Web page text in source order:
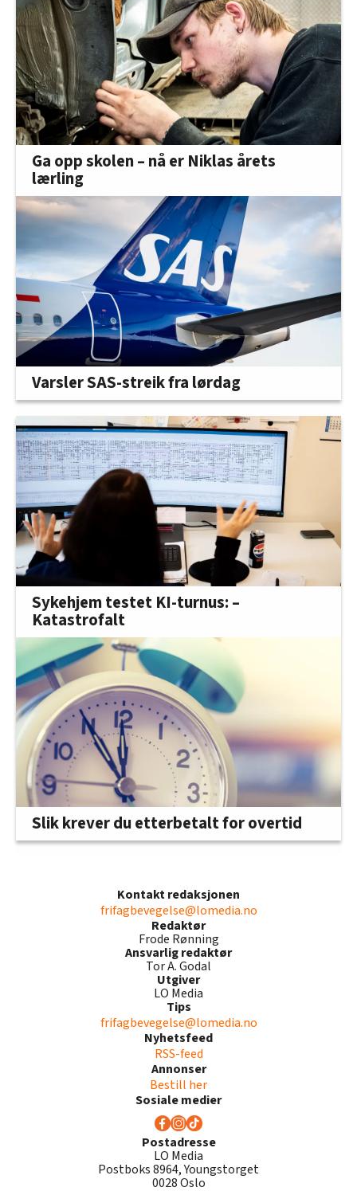
Ga opp skolen – nå er Niklas årets
lærling
Varsler SAS-streik fra lørdag
Sykehjem testet KI-turnus: –
Katastrofalt
Slik krever du etterbetalt for overtid
Kontakt redaksjonen
frifagbevegelse@lomedia.no
Redaktør
Frode Rønning
Ansvarlig redaktør
Tor A. Godal
Utgiver
LO Media
Tips
frifagbevegelse@lomedia.no
Nyhetsfeed
RSS-feed
Annonser
Bestill her
Sosiale medier
Postadresse
LO Media
Postboks 8964, Youngstorget
0028 Oslo